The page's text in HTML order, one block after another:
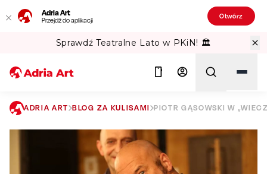
Adria Art
Przejdź do aplikacji Otwórz
Sprawdź Teatralne Lato w PKiN! 🏛️
Szukaj
ADRIA ART BLOG ZA KULISAMI PIOTR GĄSOWSKI W